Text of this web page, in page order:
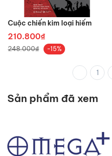
Cuộc chiến kim loại hiếm
210.800₫
248.000₫ -15%
1
Sản phẩm đã xem